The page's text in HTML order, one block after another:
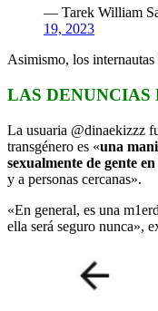
— Tarek William
19, 2023
Asimismo, los
LAS DENUNCIAS
La usuaria @dinaekizzz
transgénero es «una
sexualmente de gente
y a personas cercanas».
«En general, es una
ella será seguro nunca»,